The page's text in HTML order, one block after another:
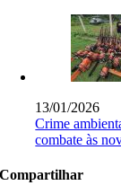
13/01/2026
Crime
combate às
Compartilhar